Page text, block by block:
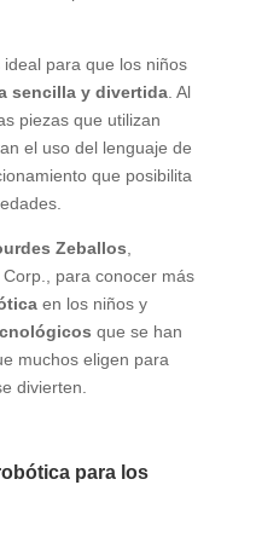
para que los niños
sencilla y divertida. Al
piezas que utilizan
el uso del lenguaje de
que posibilita
Zeballos
para conocer más
en los niños y
que se han
muchos eligen para
divierten.
para los